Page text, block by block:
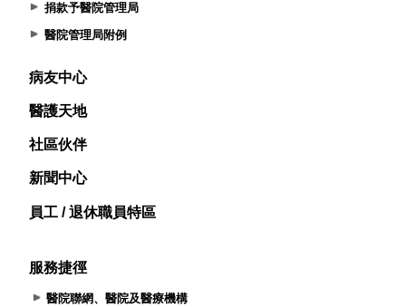
捐款予醫院管理局
醫院管理局附例
病友中心
醫護天地
社區伙伴
新聞中心
員工 / 退休職員特區
服務捷徑
醫院聯網、醫院及醫療機構